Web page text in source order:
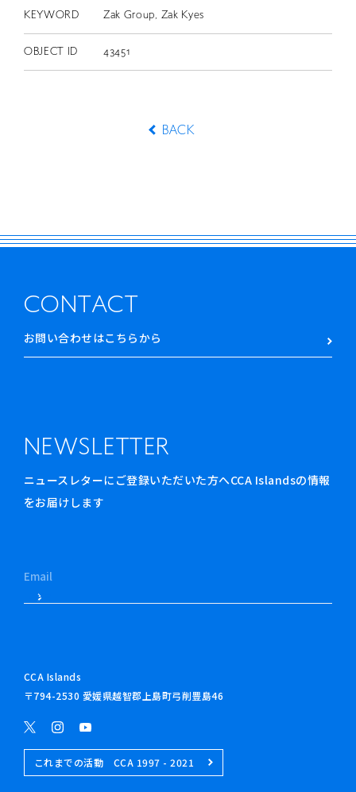
KEYWORD Zak Group, Zak Kyes
OBJECT ID 43451
BACK
CONTACT
お問い合わせはこちらから
NEWSLETTER
ニュースレターにご登録いただいた方へCCA Islandsの情報
をお届けします
CCA Islands
〒794-2530 愛媛県越智郡上島町弓削豊島46
これまでの活動 CCA 1997 - 2021